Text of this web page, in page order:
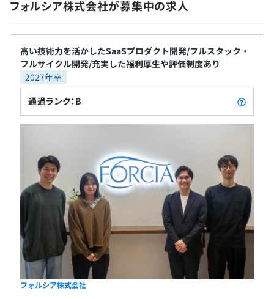
Docker、Ansible、Kubernetes
・アジャイル開発を基本としております
・チームでの振り返りも週1回以上おこなっており、進捗
や成果を共有しています
・お互いに教えあう文化があります（会社としても勉強会
の補助があります）
保険）
※関東ITソフトウェア健康保険組合加入
無期雇用
前年度の月平均所定外労働時間の実績
19.8時間
前年度の有給休暇の平均取得日数
13.4日
前事業年度の育児休業取得者数／出産者数
女性8人/8人
役員及び管理的地位にある者に占める女性の割合
役員16.7%
管理職%
フォルシア株式会社が募集中の求人
高い技術力を活かしたSaaSプロダクト開発/フルスタック・
フルサイクル開発/充実した福利厚生や評価制度あり
2027年卒
通過ランク：B
フォルシア株式会社